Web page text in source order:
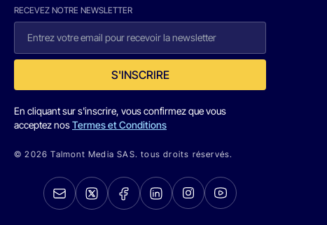
RECEVEZ NOTRE NEWSLETTER
S'INSCRIRE
En cliquant sur s'inscrire, vous confirmez que vous
acceptez nosTermes et Conditions
© 2026 Talmont Media SAS. tous droits réservés.